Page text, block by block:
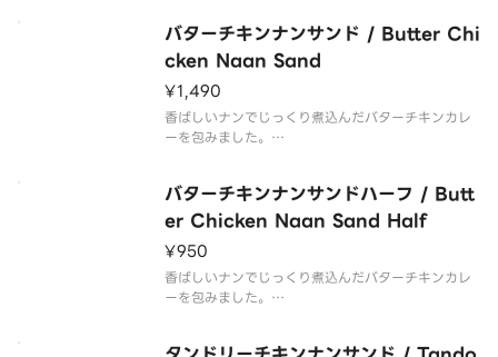
バターチキンナンサンド / Butter Chi
cken Naan Sand
¥1,490
香ばしいナンでじっくり煮込んだバターチキンカレ
ーを包みました。
バターチキンナンサンドハーフ / Butt
er Chicken Naan Sand Half
¥950
香ばしいナンでじっくり煮込んだバターチキンカレ
ーを包みました。